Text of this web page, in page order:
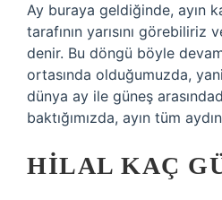
Ay buraya geldiğinde, ayın
tarafının yarısını görebiliriz
denir. Bu döngü böyle
ortasında olduğumuzda,
dünya ay ile güneş
baktığımızda, ayın tüm
HILAL KAÇ